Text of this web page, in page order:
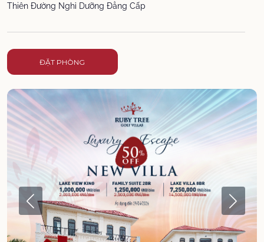
Thiên Đường Nghỉ Dưỡng Đẳng Cấp
ĐẶT PHÒNG